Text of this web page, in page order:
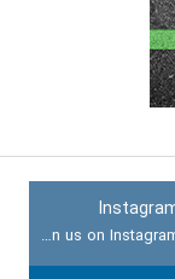
Join us on Instagram